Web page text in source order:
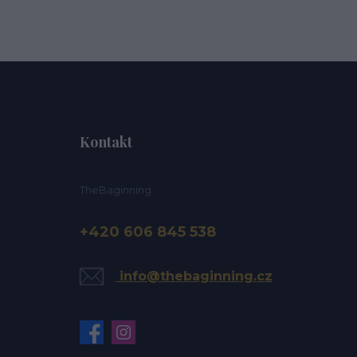
Kontakt
TheBaginning
+420 606 845 538
info@thebaginning.cz